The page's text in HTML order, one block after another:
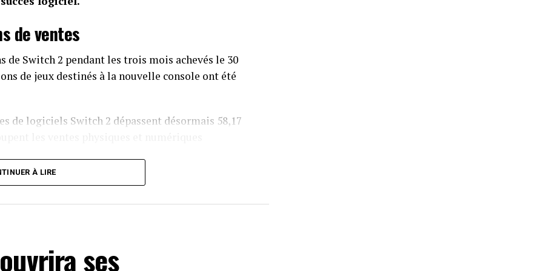
de ventes
Switch 2 pendant les trois mois achevés le 30
de jeux destinés à la nouvelle console ont été
de logiciels Switch 2 dépassent désormais 58,17
son public. Le constructeur annonce 770
millions. Cette divergence empêche de
À LIRE
ses